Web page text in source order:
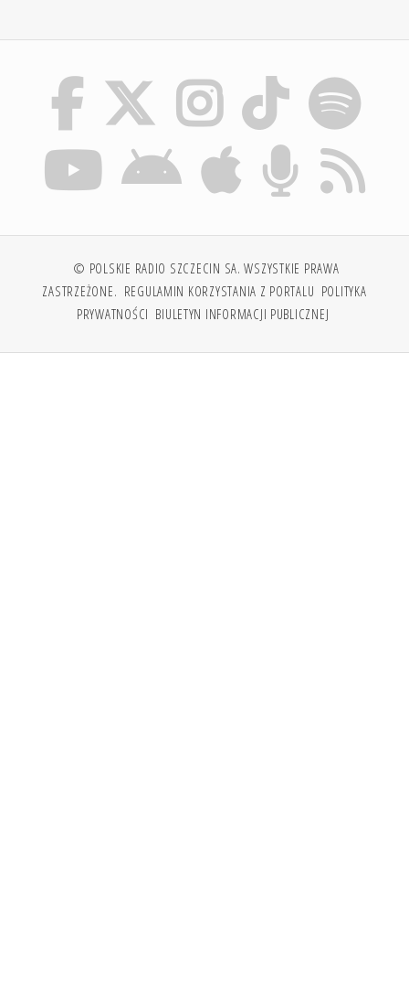
© POLSKIE RADIO SZCZECIN SA. WSZYSTKIE PRAWA
ZASTRZEŻONE. REGULAMIN KORZYSTANIA Z PORTALU POLITYKA
PRYWATNOŚCI BIULETYN INFORMACJI PUBLICZNEJ